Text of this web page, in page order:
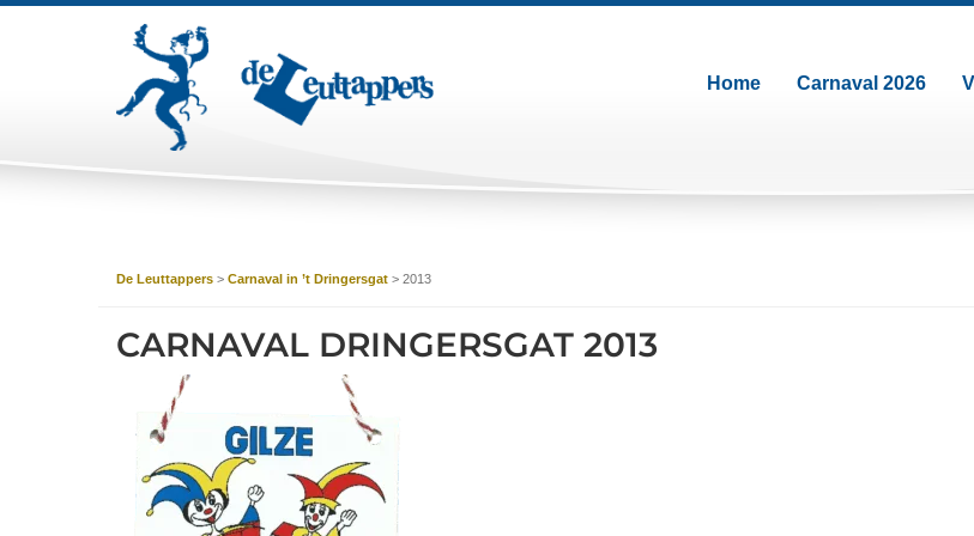
Home Carnaval 2026
De Leuttappers > Carnaval in ’t Dringersgat > 2013
CARNAVAL DRINGERSGAT 2013